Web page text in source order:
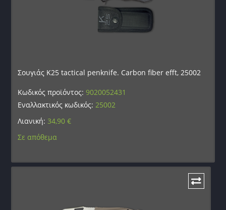
Σουγιάς K25 tactical penknife. Carbon fiber efft, 25002
Κωδικός προϊόντος:9020052431
Εναλλακτικός κωδικός:25002
Λιανική: 34,90€
Σε απόθεμα